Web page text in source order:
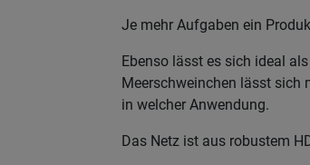
Je mehr Aufgaben ein
Ebenso lässt es sich ideal
Meerschweinchen lässt sich
in welcher Anwendung.
Das Netz ist aus robustem